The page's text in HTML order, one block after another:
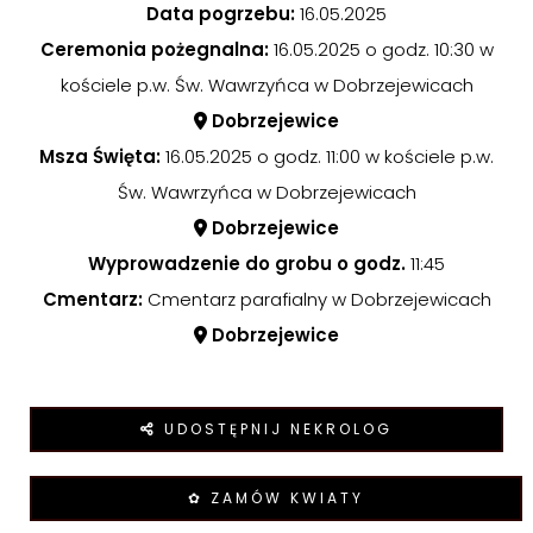
Data pogrzebu:16.05.2025
Ceremonia pożegnalna:16.05.2025 o godz. 10:30 w
kościele p.w. Św. Wawrzyńca w Dobrzejewicach
Dobrzejewice
Msza Święta:16.05.2025 o godz. 11:00 w kościele p.w.
Św. Wawrzyńca w Dobrzejewicach
Dobrzejewice
Wyprowadzenie do grobu o godz.11:45
Cmentarz:Cmentarz parafialny w Dobrzejewicach
Dobrzejewice
UDOSTĘPNIJ NEKROLOG
✿ ZAMÓW KWIATY